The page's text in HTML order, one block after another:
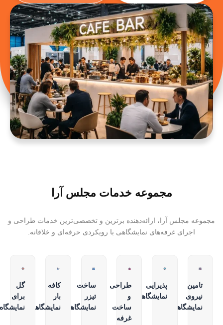
مجموعه خدمات مجلس آرا
مجموعه مجلس آرا، ارائه‌دهنده برترین و تخصصی‌ترین خدمات طراحی و
اجرای غرفه‌های نمایشگاهی با رویکردی حرفه‌ای و خلاقانه.
تامین
نیروی
نمایشگاهی
پذیرایی
نمایشگاهی
طراحی
و
ساخت
غرفه
ساخت
تیزر
نمایشگاهی
کافه
بار
نمایشگاهی
گل
برای
نمایشگاه